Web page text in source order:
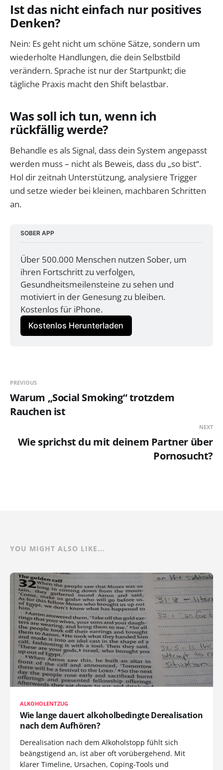
Ist das nicht einfach nur positives
Denken?
Nein: Es geht nicht um schöne Sätze, sondern um
wiederholte Handlungen, die dein Selbstbild
verändern. Sprache ist nur der Startpunkt; die
tägliche Praxis macht den Shift belastbar.
Was soll ich tun, wenn ich
rückfällig werde?
Behandle es als Signal, dass dein System angepasst
werden muss – nicht als Beweis, dass du „so bist“.
Hol dir zeitnah Unterstützung, analysiere Trigger
und setze wieder bei kleinen, machbaren Schritten
an.
SOBER APP
Über 500.000 Menschen nutzen Sober, um
ihren Fortschritt zu verfolgen,
Gesundheitsmeilensteine zu sehen und
motiviert in der Genesung zu bleiben.
Kostenlos für iPhone.
Kostenlos Herunterladen
PREVIOUS
Warum „Social Smoking“ trotzdem
Rauchen ist
NEXT
Wie sprichst du mit deinem Partner über
Pornosucht?
YOU MIGHT ALSO LIKE...
ALKOHOLENTZUG
Wie lange dauert alkoholbedingte Derealisation
nach dem Aufhören?
Derealisation nach dem Alkoholstopp fühlt sich
beängstigend an, ist aber oft vorübergehend. Mit
klarer Timeline, Ursachen, Coping-Tools und